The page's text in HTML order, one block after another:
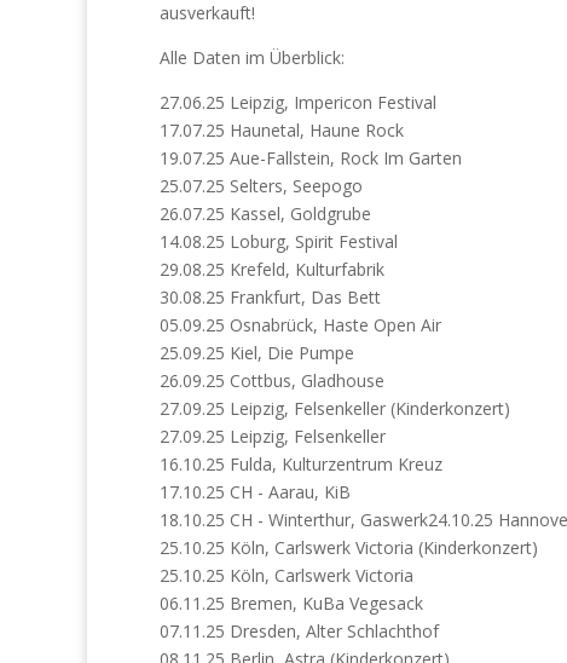
ausverkauft!
Alle Daten im Überblick:
27.06.25 Leipzig, Impericon Festival
17.07.25 Haunetal, Haune Rock
19.07.25 Aue-Fallstein, Rock Im Garten
25.07.25 Selters, Seepogo
26.07.25 Kassel, Goldgrube
14.08.25 Loburg, Spirit Festival
29.08.25 Krefeld, Kulturfabrik
30.08.25 Frankfurt, Das Bett
05.09.25 Osnabrück, Haste Open Air
25.09.25 Kiel, Die Pumpe
26.09.25 Cottbus, Gladhouse
27.09.25 Leipzig, Felsenkeller (Kinderkonzert)
27.09.25 Leipzig, Felsenkeller
16.10.25 Fulda, Kulturzentrum Kreuz
17.10.25 CH - Aarau, KiB
18.10.25 CH - Winterthur, Gaswerk24.10.25
25.10.25 Köln, Carlswerk Victoria (Kinderkonzert)
25.10.25 Köln, Carlswerk Victoria
06.11.25 Bremen, KuBa Vegesack
07.11.25 Dresden, Alter Schlachthof